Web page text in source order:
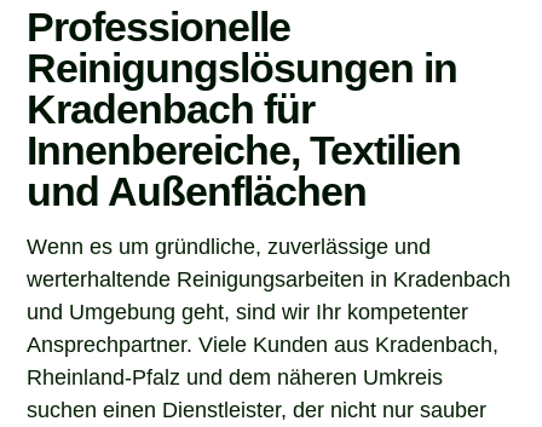
Professionelle
Reinigungslösungen in
Kradenbach für
Innenbereiche, Textilien
und Außenflächen
Wenn es um gründliche, zuverlässige und
werterhaltende Reinigungsarbeiten in Kradenbach
und Umgebung geht, sind wir Ihr kompetenter
Ansprechpartner. Viele Kunden aus Kradenbach,
Rheinland-Pfalz und dem näheren Umkreis
suchen einen Dienstleister, der nicht nur sauber